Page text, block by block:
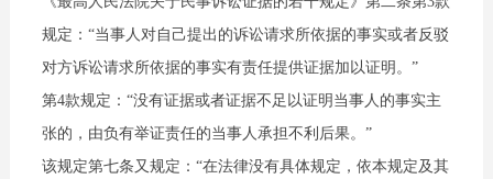
规定：“当事人对自己提出的诉讼请求所依据的事实或者反驳
对方诉讼请求所依据的事实有责任提供证据加以证明。”
第4款规定：“没有证据或者证据不足以证明当事人的事实主
张的，由负有举证责任的当事人承担不利后果。”
该规定第七条又规定：“在法律没有具体规定，依本规定及其